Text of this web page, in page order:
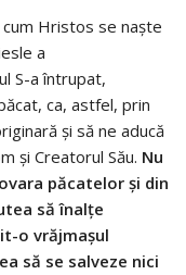
Hristos se naște
a
S-a întrupat,
ca, astfel, prin
și să ne aducă
și Creatorul Său. Nu
păcatelor și din
să înalțe
o vrăjmașul
să se salveze nici